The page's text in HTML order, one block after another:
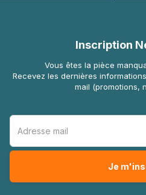
Inscription
Vous êtes la pièce
Recevez les dernières
mail (promotions,